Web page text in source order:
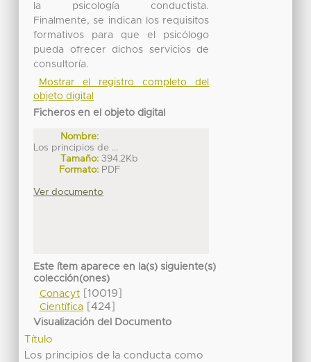
la psicología conductista.
Finalmente, se indican los requisitos
formativos para que el psicólogo
pueda ofrecer dichos servicios de
consultoría.
Mostrar el registro completo del
objeto digital
Ficheros en el objeto digital
Nombre:
Los principios de ...
Tamaño: 394.2Kb
Formato: PDF
Ver documento
Este ítem aparece en la(s) siguiente(s)
colección(ones)
Conacyt[10019]
Científica[424]
Visualización del Documento
Título
Los principios de la conducta como